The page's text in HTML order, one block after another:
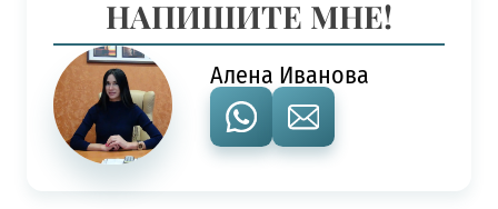
НАПИШИТЕ МНЕ!
Алена Иванова